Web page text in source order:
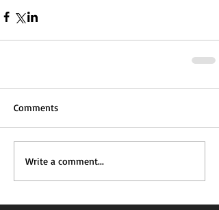
Comments
Write a comment...